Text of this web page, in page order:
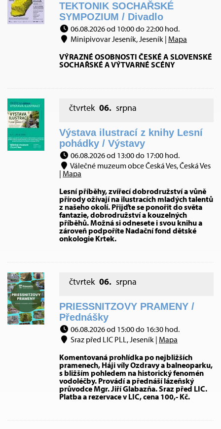
TEKTONIK SOCHAŘSKÉ
SYMPOZIUM / Divadlo
06.08.2026 od 10:00 do 22:00 hod.
Minipivovar Jeseník, Jeseník | Mapa
VÝRAZNÉ OSOBNOSTI ČESKÉ A SLOVENSKÉ
SOCHAŘSKÉ A VÝTVARNÉ SCÉNY
čtvrtek 06. srpna
Výstava ilustrací z knihy Lesní
pohádky / Výstavy
06.08.2026 od 13:00 do 17:00 hod.
Válečné muzeum obce Česká Ves, Česká Ves
| Mapa
Lesní příběhy, zvířecí dobrodružství a vůně
přírody ožívají na ilustracích mladých talentů
z našeho okolí. Přijďte se ponořit do světa
fantazie, dobrodružství a kouzelných
příběhů. Možná si odnesete i svou knihu a
zároveň podpoříte Nadační fond dětské
onkologie Krtek.
čtvrtek 06. srpna
PRIESSNITZOVY PRAMENY /
Přednášky
06.08.2026 od 15:00 do 16:30 hod.
Sraz před LIC PLL, Jeseník | Mapa
Komentovaná prohlídka po nejbližších
pramenech, Háji víly Ozdravy a balneoparku,
s bližším pohledem na historický fenomén
vodoléčby. Provádí a přednáší lázeňský
průvodce Mgr. Jiří Glabazňa. Sraz před LIC.
Platba a rezervace v LIC, cena 100,- Kč.